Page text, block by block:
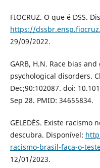
FIOCRUZ. O que é DSS.
https://
29/09/2022.
GARB, H.N. Race bias
psychological disorders.
Dec;90:102087. doi:
Sep 28. PMID: 34655834.
GELEDÉS. Existe racismo
descubra. Disponível:
racismo-brasil-faca-o-
12/01/2023.